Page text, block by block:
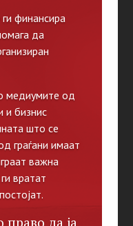
финансира
да
медиумите од
и бизнис
што се
граѓани имаат
важна
вратат
право да ја